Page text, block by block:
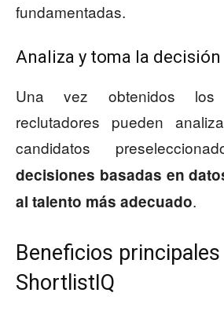
fundamentadas.
Analiza y toma la decisión
Una vez obtenidos los
reclutadores pueden
candidatos
decisiones basadas en
al talento más adecuado.
Beneficios principales
ShortlistIQ